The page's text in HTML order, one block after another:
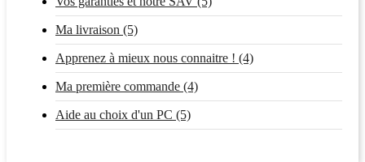
Ma livraison (5)
Apprenez à mieux nous connaitre ! (4)
Ma première commande (4)
Aide au choix d'un PC (5)